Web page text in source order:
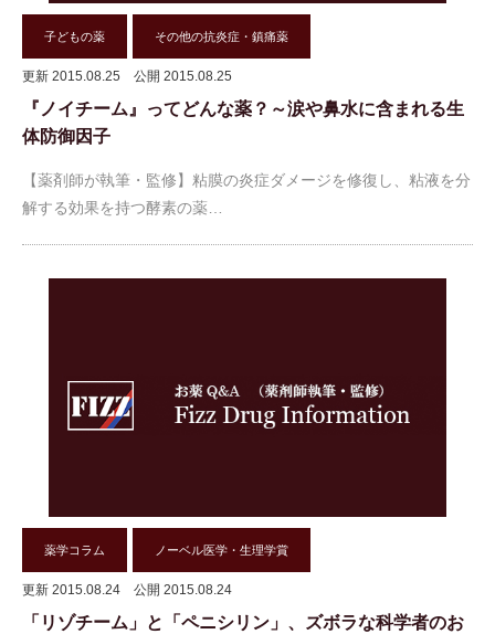
子どもの薬 その他の抗炎症・鎮痛薬
更新 2015.08.25 公開 2015.08.25
『ノイチーム』ってどんな薬？～涙や鼻水に含まれる生
体防御因子
【薬剤師が執筆・監修】粘膜の炎症ダメージを修復し、粘液を分
解する効果を持つ酵素の薬…
薬学コラム ノーベル医学・生理学賞
更新 2015.08.24 公開 2015.08.24
「リゾチーム」と「ペニシリン」、ズボラな科学者のお